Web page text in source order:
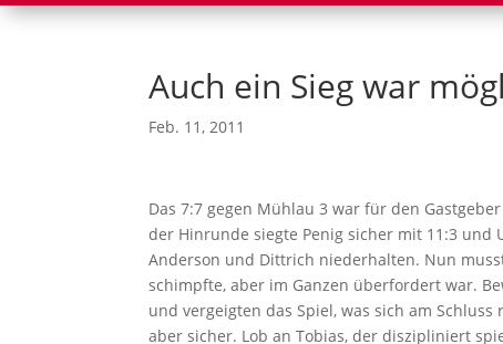
Auch ein Sieg war
Feb. 11, 2011
Das 7:7 gegen Mühlau 3 war für den
der Hinrunde siegte Penig sicher mit 11:3 und
Anderson und Dittrich niederhalten. Nun
schimpfte, aber im Ganzen überfordert war.
und vergeigten das Spiel, was sich am
aber sicher. Lob an Tobias, der diszipliniert